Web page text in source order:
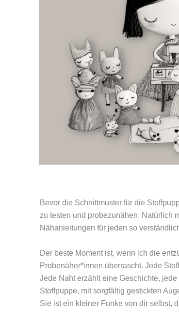
Bevor die Schnittmuster für die
zu testen und probezunähen. Natürlich
Nähanleitungen für jeden so
Der beste Moment ist, wenn ich die
Probenäher*innen überrascht. Jede
Jede Naht erzählt eine Geschichte,
Stoffpuppe, mit sorgfältig gestickten
Sie ist ein kleiner Funke von dir selbst,